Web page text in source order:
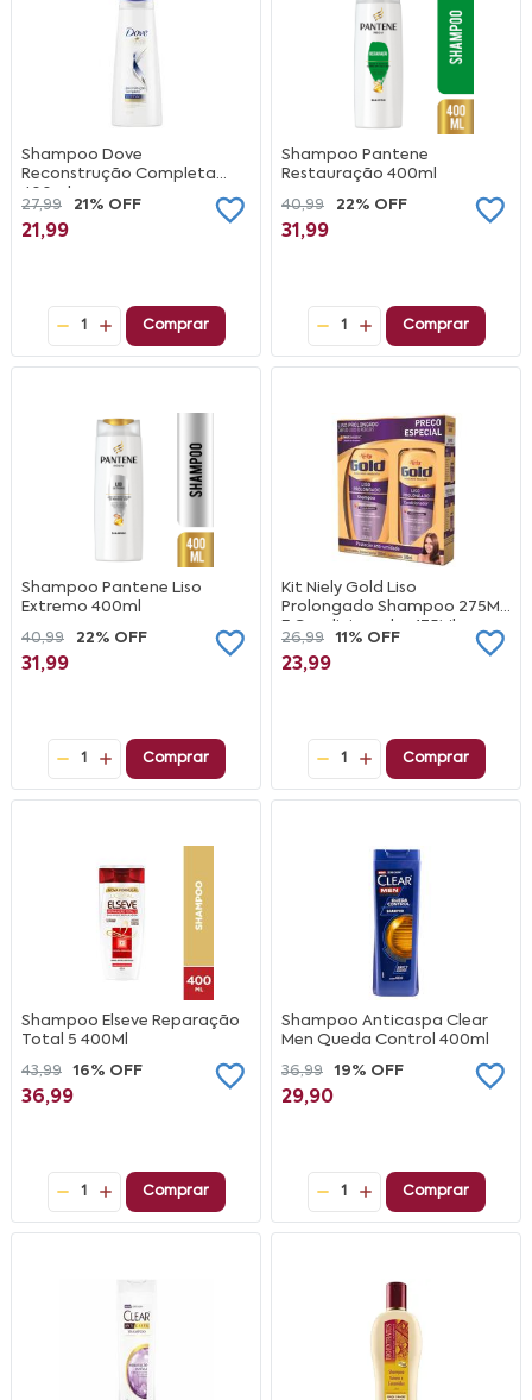
Shampoo Dove
Reconstrução Completa
400ml
27,99 21% OFF
21,99
1 Comprar
Shampoo Pantene
Restauração 400ml
40,99
22% OFF
31,99
1 Comprar
Shampoo Pantene Liso
Extremo 400ml
40,99
22% OFF
31,99
1 Comprar
Kit Niely Gold Liso
Prolongado Shampoo 275Ml
E Condicionador 175Ml
26,99 11% OFF
23,99
1 Comprar
Shampoo Elseve Reparação
Total 5 400Ml
43,99
16% OFF
36,99
1 Comprar
Shampoo Anticaspa Clear
Men Queda Control 400ml
36,99
19% OFF
29,90
1 Comprar